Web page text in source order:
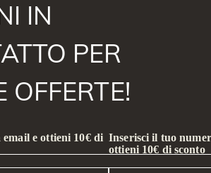
IN
PER
OFFERTE!
e ottieni 10€ di Inserisci il tuo
ottieni 10€ di sconto